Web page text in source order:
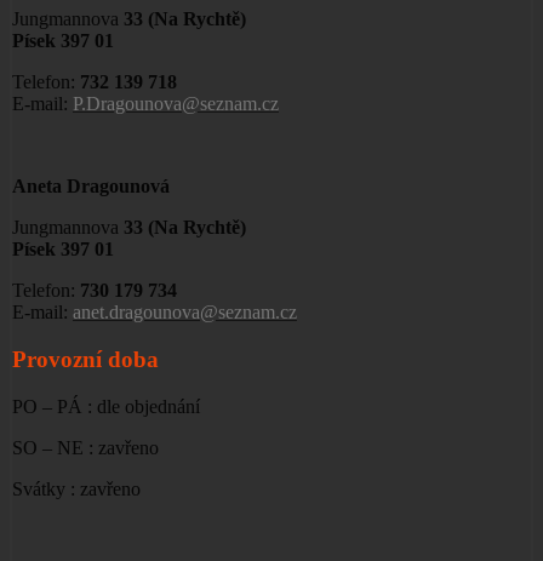
Jungmannova 33 (Na Rychtě)
Písek 397 01
Telefon: 732 139 718
E-mail: P.Dragounova@seznam.cz
Aneta Dragounová
Jungmannova 33 (Na Rychtě)
Písek 397 01
Telefon: 730 179 734
E-mail: anet.dragounova@seznam.cz
Provozní doba
PO – PÁ : dle objednání
SO – NE : zavřeno
Svátky : zavřeno